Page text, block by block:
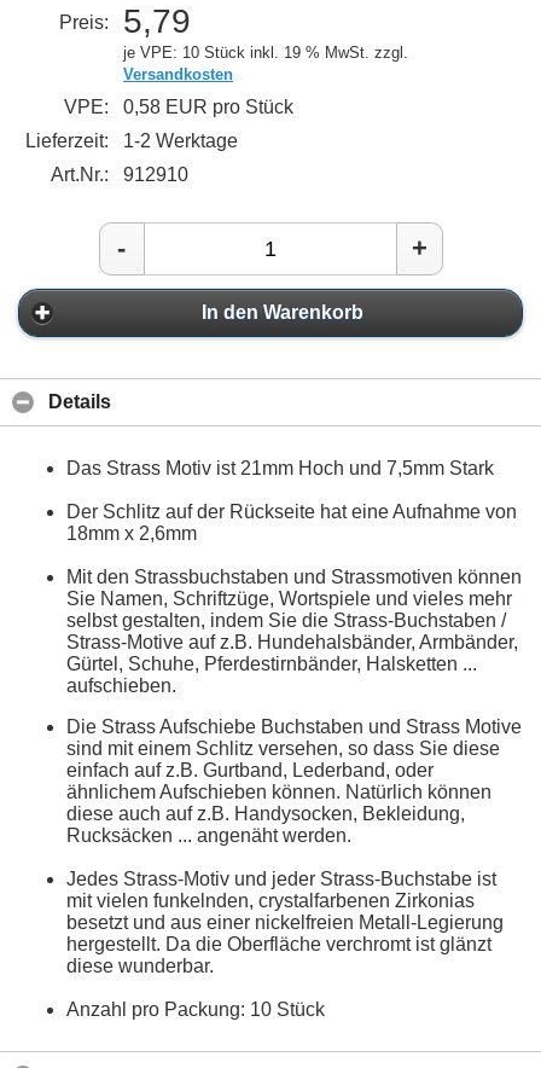
Preis: 5,79
je VPE: 10 Stück inkl. 19 % MwSt. zzgl.
Versandkosten
VPE:
0,58 EUR pro Stück
Lieferzeit:
1-2 Werktage
Art.Nr.:
912910
- +
In den Warenkorb
Details
Das Strass Motiv ist 21mm Hoch und 7,5mm Stark
Der Schlitz auf der Rückseite hat eine Aufnahme von
18mm x 2,6mm
Mit den Strassbuchstaben und Strassmotiven können
Sie Namen, Schriftzüge, Wortspiele und vieles mehr
selbst gestalten, indem Sie die Strass-Buchstaben /
Strass-Motive auf z.B. Hundehalsbänder, Armbänder,
Gürtel, Schuhe, Pferdestirnbänder, Halsketten ...
aufschieben.
Die Strass Aufschiebe Buchstaben und Strass Motive
sind mit einem Schlitz versehen, so dass Sie diese
einfach auf z.B. Gurtband, Lederband, oder
ähnlichem Aufschieben können. Natürlich können
diese auch auf z.B. Handysocken, Bekleidung,
Rucksäcken ... angenäht werden.
Jedes Strass-Motiv und jeder Strass-Buchstabe ist
mit vielen funkelnden, crystalfarbenen Zirkonias
besetzt und aus einer nickelfreien Metall-Legierung
hergestellt. Da die Oberfläche verchromt ist glänzt
diese wunderbar.
Anzahl pro Packung: 10 Stück